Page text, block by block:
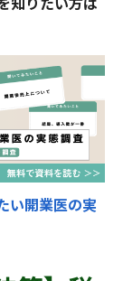
い開業医の実